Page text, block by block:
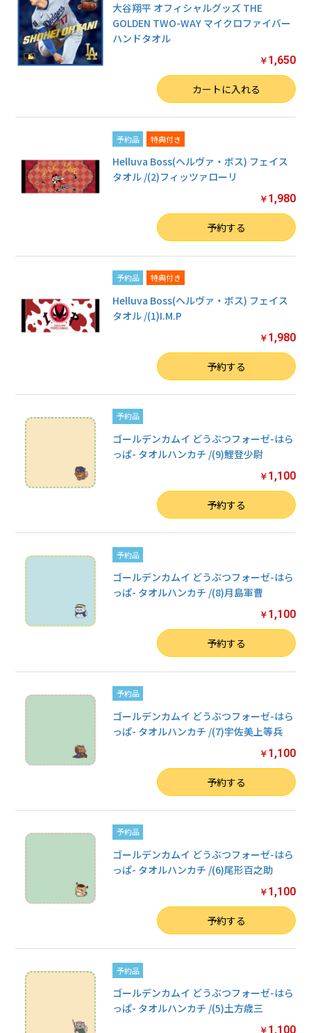
大谷翔平 オフィシャルグッズ THE
GOLDEN TWO-WAY マイクロファイバー
ハンドタオル
￥ 1,650
カートに入れる
予約品 特典付き
Helluva Boss(ヘルヴァ・ボス) フェイス
タオル /(2)フィッツァローリ
￥ 1,980
予約する
予約品 特典付き
Helluva Boss(ヘルヴァ・ボス) フェイス
タオル /(1)I.M.P
￥ 1,980
予約する
予約品
ゴールデンカムイ どうぶつフォーゼ-はら
っぱ- タオルハンカチ /(9)鯉登少尉
￥ 1,100
予約する
予約品
ゴールデンカムイ どうぶつフォーゼ-はら
っぱ- タオルハンカチ /(8)月島軍曹
￥ 1,100
予約する
予約品
ゴールデンカムイ どうぶつフォーゼ-はら
っぱ- タオルハンカチ /(7)宇佐美上等兵
￥ 1,100
予約する
予約品
ゴールデンカムイ どうぶつフォーゼ-はら
っぱ- タオルハンカチ /(6)尾形百之助
￥ 1,100
予約する
予約品
ゴールデンカムイ どうぶつフォーゼ-はら
っぱ- タオルハンカチ /(5)土方歳三
￥ 1,100